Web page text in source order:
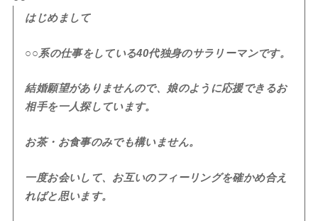
はじめまして
○○系の仕事をしている40代独身のサラリーマンです。
結婚願望がありませんので、娘のように応援できるお
相手を一人探しています。
お茶・お食事のみでも構いません。
一度お会いして、お互いのフィーリングを確かめ合え
ればと思います。